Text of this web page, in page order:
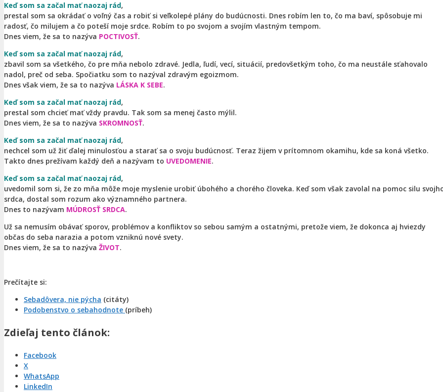
Keď som sa začal mať naozaj rád,
prestal som sa okrádať o voľný čas a robiť si veľkolepé plány do budúcnosti. Dnes robím len to, čo ma baví, spôsobuje mi
radosť, čo milujem a čo poteší moje srdce. Robím to po svojom a svojím vlastným tempom.
Dnes viem, že sa to nazýva POCTIVOSŤ.
Keď som sa začal mať naozaj rád,
zbavil som sa všetkého, čo pre mňa nebolo zdravé. Jedla, ľudí, vecí, situácií, predovšetkým toho, čo ma neustále sťahovalo
nadol, preč od seba. Spočiatku som to nazýval zdravým egoizmom.
Dnes však viem, že sa to nazýva LÁSKA K SEBE.
Keď som sa začal mať naozaj rád,
prestal som chcieť mať vždy pravdu. Tak som sa menej často mýlil.
Dnes viem, že sa to nazýva SKROMNOSŤ.
Keď som sa začal mať naozaj rád,
nechcel som už žiť ďalej minulosťou a starať sa o svoju budúcnosť. Teraz žijem v prítomnom okamihu, kde sa koná všetko.
Takto dnes prežívam každý deň a nazývam to UVEDOMENIE.
Keď som sa začal mať naozaj rád,
uvedomil som si, že zo mňa môže moje myslenie urobiť úbohého a chorého človeka. Keď som však zavolal na pomoc silu
srdca, dostal som rozum ako významného partnera.
Dnes to nazývam MÚDROSŤ SRDCA.
Už sa nemusím obávať sporov, problémov a konfliktov so sebou samým a ostatnými, pretože viem, že dokonca aj hviezdy
občas do seba narazia a potom vzniknú nové svety.
Dnes viem, že sa to nazýva ŽIVOT.
Prečítajte si:
Sebadôvera, nie pýcha (citáty)
Podobenstvo o sebahodnote (príbeh)
Zdieľaj tento článok:
Facebook
X
WhatsApp
LinkedIn